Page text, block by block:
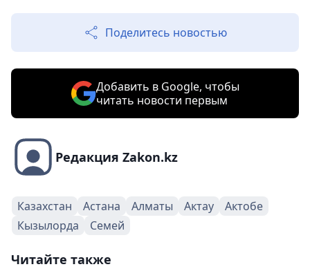
Поделитесь новостью
Добавить в Google, чтобы
читать новости первым
Редакция Zakon.kz
Казахстан Астана Алматы Актау
Актобе
Кызылорда
Семей
Читайте также